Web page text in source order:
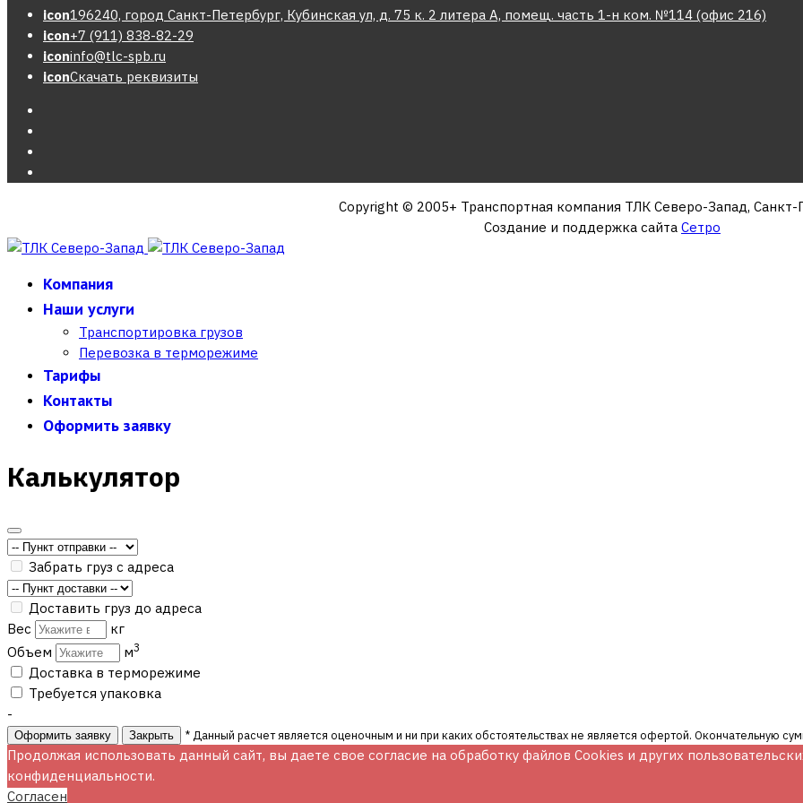
icon196240, город Санкт-Петербург, Кубинская ул, д. 75 к. 2 литера А, помещ. часть 1-н ком. №114 (офис 216)
icon+7 (911) 838-82-29
iconinfo@tlc-spb.ru
iconСкачать реквизиты
Copyright © 2005+ Транспортная компания ТЛК Северо-Запад, Санкт-
Создание и поддержка сайта Сетро
Компания
Наши услуги
Транспортировка грузов
Перевозка в терморежиме
Тарифы
Контакты
Оформить заявку
Калькулятор
Забрать груз с адреса
Доставить груз до адреса
Вес
кг
Объем
м3
Доставка в терморежиме
Требуется упаковка
-
Оформить заявку Закрыть * Данный расчет является оценочным и ни при каких обстоятельствах не является офертой. Окончательную
Продолжая использовать данный сайт, вы даете свое согласие на обработку файлов Cookies и других
конфиденциальности.
Согласен